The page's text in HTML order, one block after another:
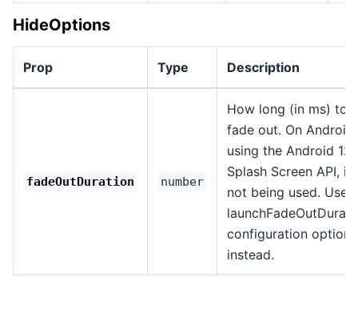
HideOptions
Prop Type Description
fadeOutDuration number
How long (in ms) to
fade out. On
using the Android 12
Splash Screen API,
not being used. Use
configuration option
instead.